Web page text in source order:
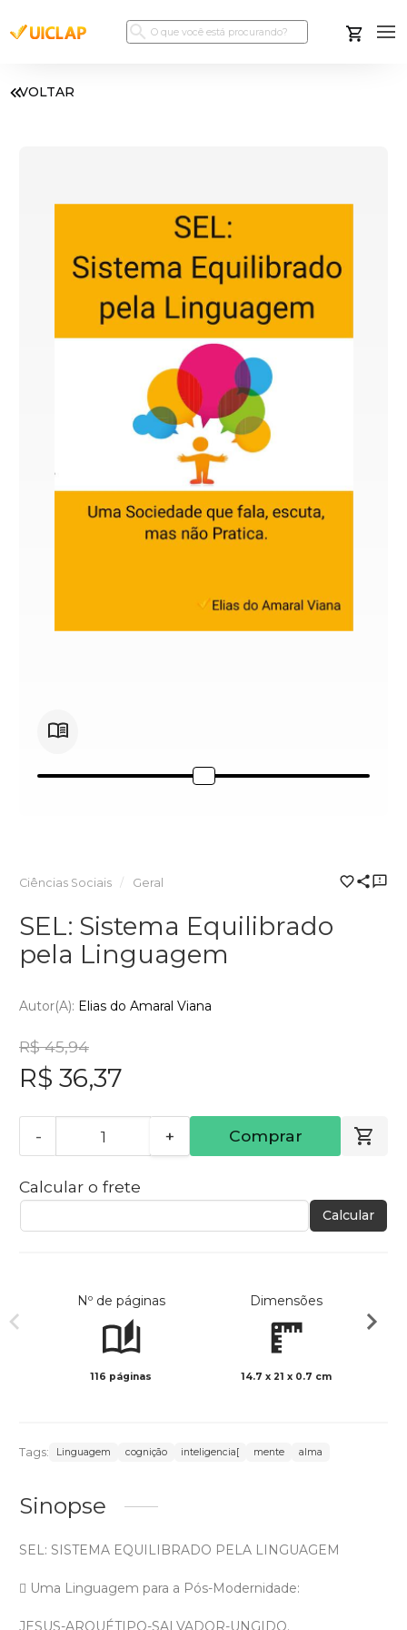
VOLTAR
Ciências Sociais Geral
SEL: Sistema Equilibrado
pela Linguagem
Autor(a): Elias do Amaral Viana
R$ 45,94
R$ 36,37
- + Comprar
Calcular o frete
Calcular
Nº de páginas
116 páginas
Dimensões
14.7 x 21 x 0.7 cm
Tags: Linguagem cognição inteligencia[ mente alma
Sinopse
SEL: SISTEMA EQUILIBRADO PELA LINGUAGEM
 Uma Linguagem para a Pós-Modernidade:
JESUS-ARQUÉTIPO-SALVADOR-UNGIDO.